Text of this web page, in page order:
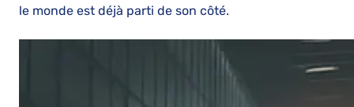
le monde est déjà parti de son côté.